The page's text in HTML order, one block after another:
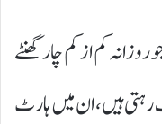
کم از کم چار گھنٹے
ہیں، ان میں ہارٹ